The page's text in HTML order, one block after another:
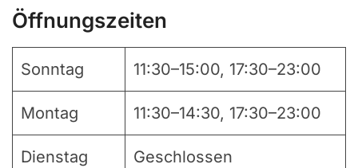
Öffnungszeiten
Sonntag 11:30–15:00, 17:30–23:00
Montag 11:30–14:30, 17:30–23:00
Dienstag Geschlossen